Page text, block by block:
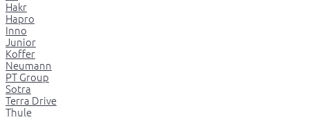
Hakr
Hapro
Inno
Junior
Koffer
Neumann
PT Group
Sotra
Terra Drive
Thule